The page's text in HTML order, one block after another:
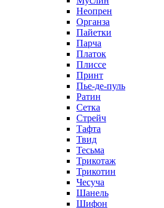
Неопрен
Органза
Пайетки
Парча
Платок
Плиссе
Принт
Пье-де-пуль
Ратин
Сетка
Стрейч
Тафта
Твид
Тесьма
Трикотаж
Трикотин
Чесуча
Шанель
Шифон